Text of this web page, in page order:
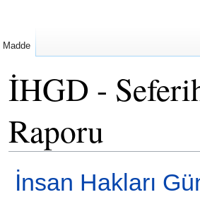
İHGD -
Raporu
İnsan Hakları
Madde